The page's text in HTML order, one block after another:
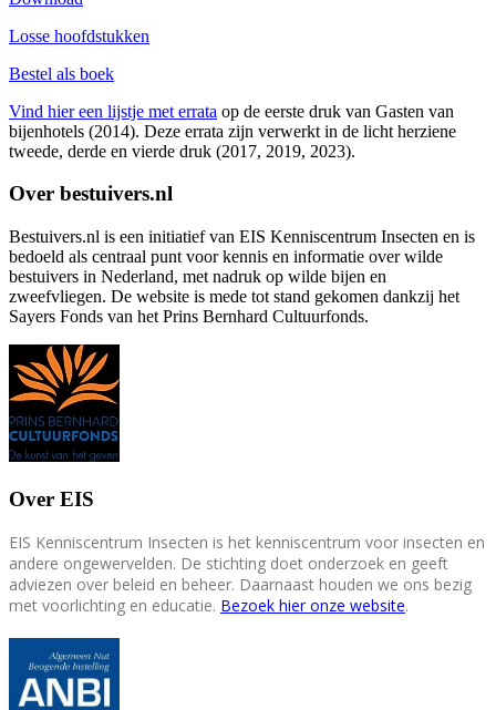
Losse hoofdstukken
Bestel als boek
Vind hier een lijstje met errata op de eerste druk van Gasten van
bijenhotels (2014). Deze errata zijn verwerkt in de licht herziene
tweede, derde en vierde druk (2017, 2019, 2023).
Over bestuivers.nl
Bestuivers.nl is een initiatief van EIS Kenniscentrum Insecten en is
bedoeld als centraal punt voor kennis en informatie over wilde
bestuivers in Nederland, met nadruk op wilde bijen en
zweefvliegen. De website is mede tot stand gekomen dankzij het
Sayers Fonds van het Prins Bernhard Cultuurfonds.
Over EIS
EIS Kenniscentrum Insecten is het kenniscentrum voor insecten en
andere ongewervelden. De stichting doet onderzoek en geeft
adviezen over beleid en beheer. Daarnaast houden we ons bezig
met voorlichting en educatie. Bezoek hier onze website.